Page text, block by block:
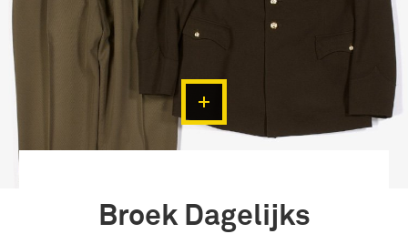
Broek Dagelijks